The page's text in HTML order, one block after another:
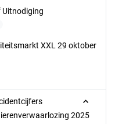
XXL 29 oktober
2025